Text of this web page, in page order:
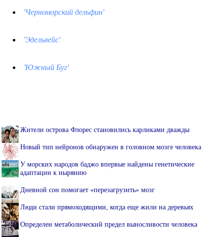
'Черноморский дельфин'
'Эдельвейс'
'Южный Буг'
Жители острова Флорес становились карликами дважды
Новый тип нейронов обнаружен в головном мозге человека
У морских народов баджо впервые найдены генетические
адаптации к нырянию
Дневной сон помогает «перезагрузить» мозг
Люди стали прямоходящими, когда еще жили на деревьях
Определен метаболический предел выносливости человека